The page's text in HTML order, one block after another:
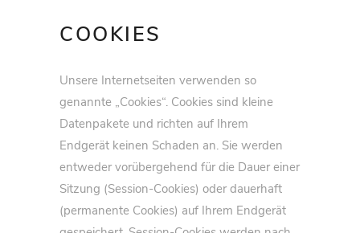
COOKIES
Unsere Internetseiten verwenden so
genannte „Cookies“. Cookies sind kleine
Datenpakete und richten auf Ihrem
Endgerät keinen Schaden an. Sie werden
entweder vorübergehend für die Dauer einer
Sitzung (Session-Cookies) oder dauerhaft
(permanente Cookies) auf Ihrem Endgerät